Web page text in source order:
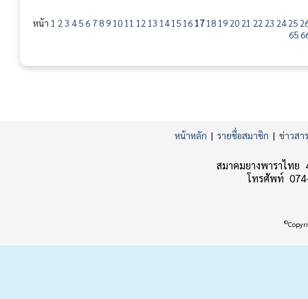
หน้า 1 2 3 456 78 9 10 11 12 13 1415 16 1718 19 20 21 22 23 2425
65
หน้าหลัก | รายชื่อสมาชิก | ข่าวสาร
สมาคมยางพาราไทย
โทรศัพท์
©